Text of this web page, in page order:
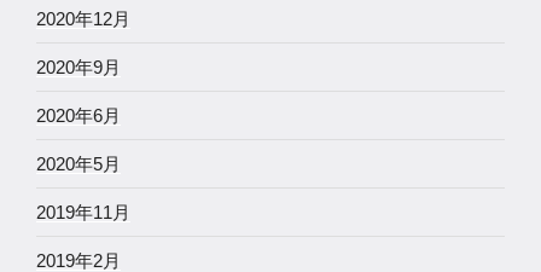
2020年12月
2020年9月
2020年6月
2020年5月
2019年11月
2019年2月